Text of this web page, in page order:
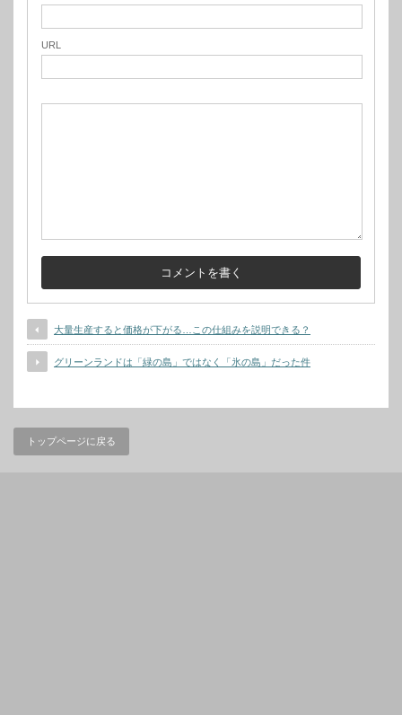
URL
大量生産すると価格が下がる…この仕組みを説明できる？
グリーンランドは「緑の島」ではなく「氷の島」だった件
トップページに戻る